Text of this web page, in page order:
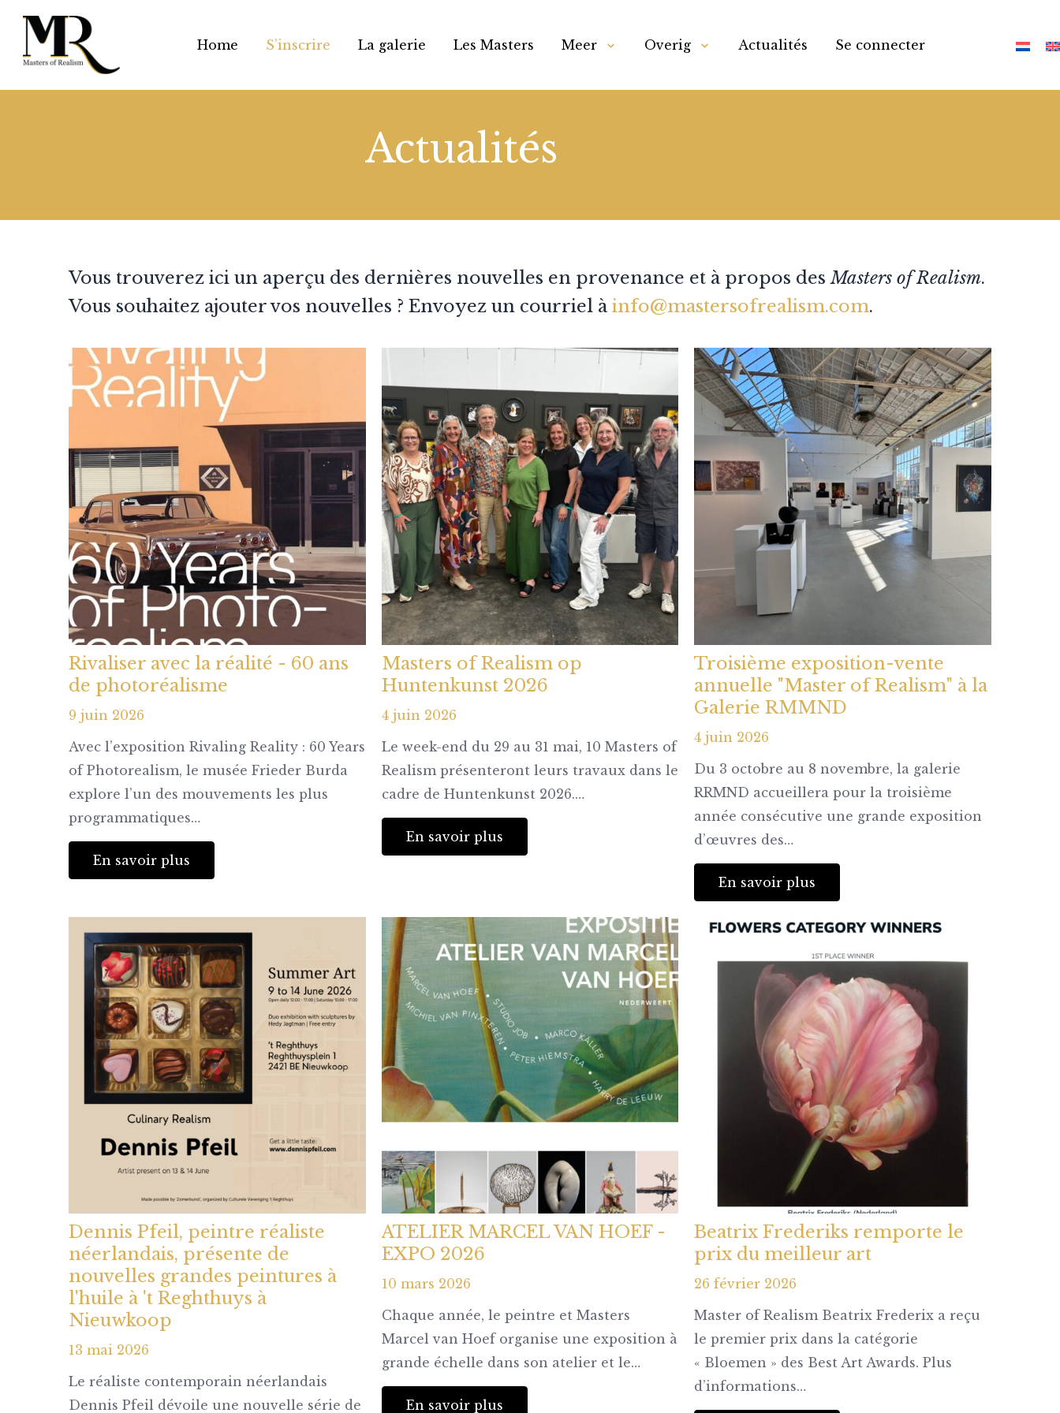
Home S’inscrire La galerie Les Masters Meer Overig Actualités Se connecter
Actualités
Vous trouverez ici un aperçu des dernières nouvelles en provenance et à propos desMasters of Realism.
Vous souhaitez ajouter vos nouvelles ? Envoyez un courriel àinfo@mastersofrealism.com.
Rivaliser avec la réalité - 60 ans
de photoréalisme
9 juin 2026
Avec l’exposition Rivaling Reality : 60 Years
of Photorealism, le musée Frieder Burda
explore l’un des mouvements les plus
programmatiques…
En savoir plus
Masters of Realism op
Huntenkunst 2026
4 juin 2026
Le week-end du 29 au 31 mai, 10 Masters of
Realism présenteront leurs travaux dans le
cadre de Huntenkunst 2026.…
En savoir plus
Troisième exposition-vente
annuelle "Master of Realism" à la
Galerie RMMND
4 juin 2026
Du 3 octobre au 8 novembre, la galerie
RRMND accueillera pour la troisième
année consécutive une grande exposition
d’œuvres des…
En savoir plus
Dennis Pfeil, peintre réaliste
néerlandais, présente de
nouvelles grandes peintures à
l'huile à 't Reghthuys à
Nieuwkoop
13 mai 2026
Le réaliste contemporain néerlandais
Dennis Pfeil dévoile une nouvelle série de
ATELIER MARCEL VAN HOEF -
EXPO 2026
10 mars 2026
Chaque année, le peintre et Masters
Marcel van Hoef organise une exposition à
grande échelle dans son atelier et le…
En savoir plus
Beatrix Frederiks remporte le
prix du meilleur art
26 février 2026
Master of Realism Beatrix Frederix a reçu
le premier prix dans la catégorie
« Bloemen » des Best Art Awards. Plus
d’informations…